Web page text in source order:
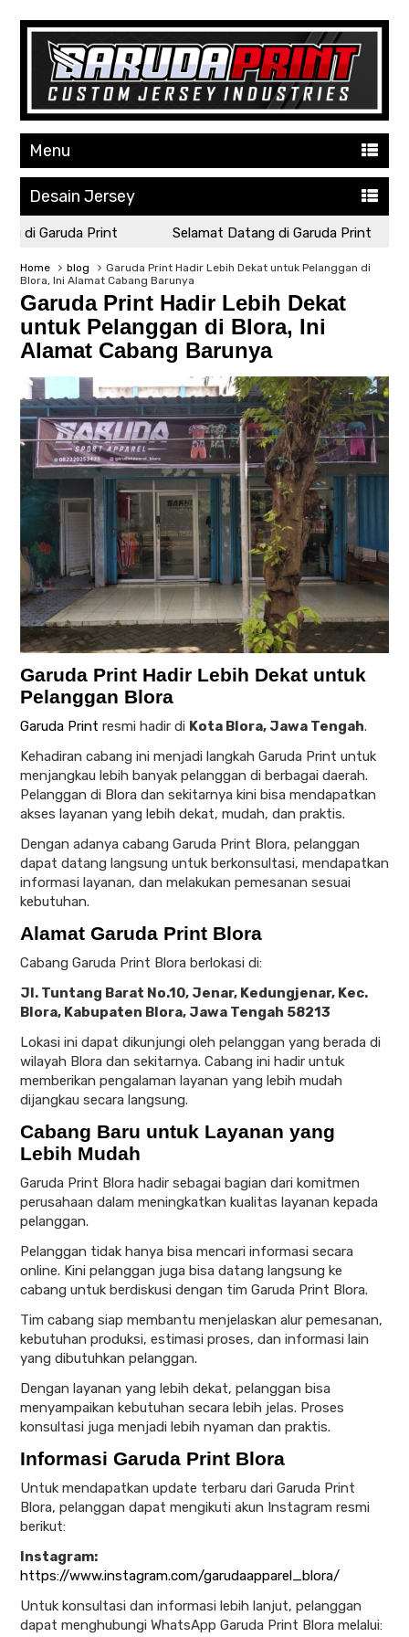
Menu
Desain Jersey
di Garuda Print Selamat Datang di Garuda Print
Home blog
Garuda Print Hadir Lebih Dekat untuk Pelanggan di
Blora, Ini Alamat Cabang Barunya
Garuda Print Hadir Lebih Dekat
untuk Pelanggan di Blora, Ini
Alamat Cabang Barunya
Garuda Print Hadir Lebih Dekat untuk
Pelanggan Blora
Garuda Print resmi hadir di Kota Blora, Jawa Tengah.
Kehadiran cabang ini menjadi langkah Garuda Print untuk
menjangkau lebih banyak pelanggan di berbagai daerah.
Pelanggan di Blora dan sekitarnya kini bisa mendapatkan
akses layanan yang lebih dekat, mudah, dan praktis.
Dengan adanya cabang Garuda Print Blora, pelanggan
dapat datang langsung untuk berkonsultasi, mendapatkan
informasi layanan, dan melakukan pemesanan sesuai
kebutuhan.
Alamat Garuda Print Blora
Cabang Garuda Print Blora berlokasi di:
Jl. Tuntang Barat No.10, Jenar, Kedungjenar, Kec.
Blora, Kabupaten Blora, Jawa Tengah 58213
Lokasi ini dapat dikunjungi oleh pelanggan yang berada di
wilayah Blora dan sekitarnya. Cabang ini hadir untuk
memberikan pengalaman layanan yang lebih mudah
dijangkau secara langsung.
Cabang Baru untuk Layanan yang
Lebih Mudah
Garuda Print Blora hadir sebagai bagian dari komitmen
perusahaan dalam meningkatkan kualitas layanan kepada
pelanggan.
Pelanggan tidak hanya bisa mencari informasi secara
online. Kini pelanggan juga bisa datang langsung ke
cabang untuk berdiskusi dengan tim Garuda Print Blora.
Tim cabang siap membantu menjelaskan alur pemesanan,
kebutuhan produksi, estimasi proses, dan informasi lain
yang dibutuhkan pelanggan.
Dengan layanan yang lebih dekat, pelanggan bisa
menyampaikan kebutuhan secara lebih jelas. Proses
konsultasi juga menjadi lebih nyaman dan praktis.
Informasi Garuda Print Blora
Untuk mendapatkan update terbaru dari Garuda Print
Blora, pelanggan dapat mengikuti akun Instagram resmi
berikut:
Instagram:
https://www.instagram.com/garudaapparel_blora/
Untuk konsultasi dan informasi lebih lanjut, pelanggan
dapat menghubungi WhatsApp Garuda Print Blora melalui: